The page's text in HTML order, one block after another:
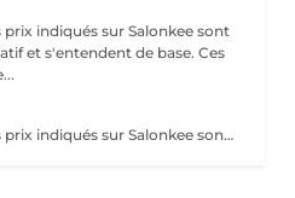
indiqués sur Salonkee sont
et s'entendent de base. Ces
Veuillez prendre note que les prix indiqués sur Salonkee sont communiqués à titre informatif et s'entendent de base. Ces derniers sont susceptibles de varier selon le diagnostic réalisé à votre arrivée au salon et l'expertise du professionnel à qui vous confiez votre beauté. Dans tous les cas, un devis précis vous sera proposé et toutes réalisations de prestations seront effectuées avec votre accord.